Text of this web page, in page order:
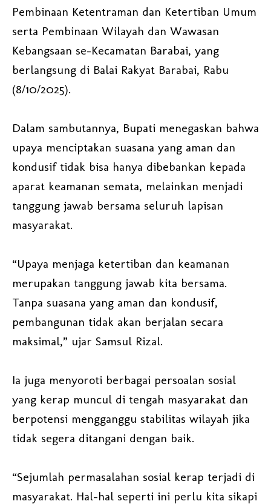
Pembinaan Ketentraman dan Ketertiban Umum
serta Pembinaan Wilayah dan Wawasan
Kebangsaan se-Kecamatan Barabai, yang
berlangsung di Balai Rakyat Barabai, Rabu
(8/10/2025).
Dalam sambutannya, Bupati menegaskan bahwa
upaya menciptakan suasana yang aman dan
kondusif tidak bisa hanya dibebankan kepada
aparat keamanan semata, melainkan menjadi
tanggung jawab bersama seluruh lapisan
masyarakat.
“Upaya menjaga ketertiban dan keamanan
merupakan tanggung jawab kita bersama.
Tanpa suasana yang aman dan kondusif,
pembangunan tidak akan berjalan secara
maksimal,” ujar Samsul Rizal.
Ia juga menyoroti berbagai persoalan sosial
yang kerap muncul di tengah masyarakat dan
berpotensi mengganggu stabilitas wilayah jika
tidak segera ditangani dengan baik.
“Sejumlah permasalahan sosial kerap terjadi di
masyarakat. Hal-hal seperti ini perlu kita sikapi